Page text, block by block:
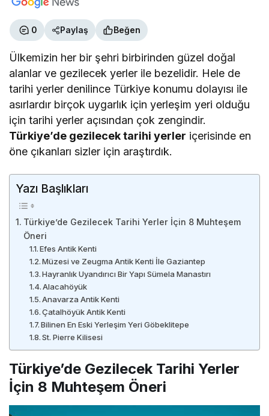
0 Paylaş Beğen
Ülkemizin her bir şehri birbirinden güzel doğal
alanlar ve gezilecek yerler ile bezelidir. Hele de
tarihi yerler denilince Türkiye konumu dolayısı ile
asırlardır birçok uygarlık için yerleşim yeri olduğu
için tarihi yerler açısından çok zengindir.
Türkiye’de gezilecek tarihi yerler içerisinde en
öne çıkanları sizler için araştırdık.
Yazı Başlıkları
Türkiye’de Gezilecek Tarihi Yerler İçin 8 Muhteşem
Öneri
Efes Antik Kenti
Müzesi ve Zeugma Antik Kenti İle Gaziantep
Hayranlık Uyandırıcı Bir Yapı Sümela Manastırı
Alacahöyük
Anavarza Antik Kenti
Çatalhöyük Antik Kenti
Bilinen En Eski Yerleşim Yeri Göbeklitepe
St. Pierre Kilisesi
Türkiye’de Gezilecek Tarihi Yerler
İçin 8 Muhteşem Öneri